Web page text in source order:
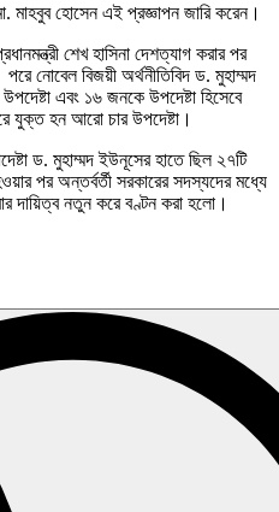
মাহবুব হোসেন এই প্রজ্ঞাপন জারি করেন।
শেখ হাসিনা দেশত্যাগ করার পর
নোবেল বিজয়ী অর্থনীতিবিদ ড. মুহাম্মদ
এবং ১৬ জনকে উপদেষ্টা হিসেবে
যুক্ত হন আরো চার উপদেষ্টা।
ড. মুহাম্মদ ইউনূসের হাতে ছিল ২৭টি
পর অন্তর্বর্তী সরকারের সদস্যদের মধ্যে
দায়িত্ব নতুন করে বণ্টন করা হলো।